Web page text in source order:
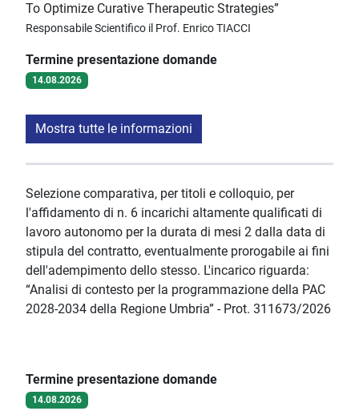
To Optimize Curative Therapeutic Strategies”
Responsabile Scientifico il Prof. Enrico TIACCI
Termine presentazione domande
14.08.2026
Mostra tutte le informazioni
Selezione comparativa, per titoli e colloquio, per
l'affidamento di n. 6 incarichi altamente qualificati di
lavoro autonomo per la durata di mesi 2 dalla data di
stipula del contratto, eventualmente prorogabile ai fini
dell'adempimento dello stesso. L'incarico riguarda:
“Analisi di contesto per la programmazione della PAC
2028-2034 della Regione Umbria” - Prot. 311673/2026
Termine presentazione domande
14.08.2026